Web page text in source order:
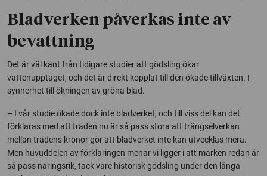
Bladverken påverkas inte av
bevattning
Det är väl känt från tidigare studier att gödsling ökar
vattenupptaget, och det är direkt kopplat till den ökade tillväxten. I
synnerhet till ökningen av gröna blad.
– I vår studie ökade dock inte bladverket, och till viss del kan det
förklaras med att träden nu är så pass stora att trängselverkan
mellan trädens kronor gör att bladverket inte kan utvecklas mera.
Men huvuddelen av förklaringen menar vi ligger i att marken redan är
så pass näringsrik, tack vare historisk gödsling under den långa